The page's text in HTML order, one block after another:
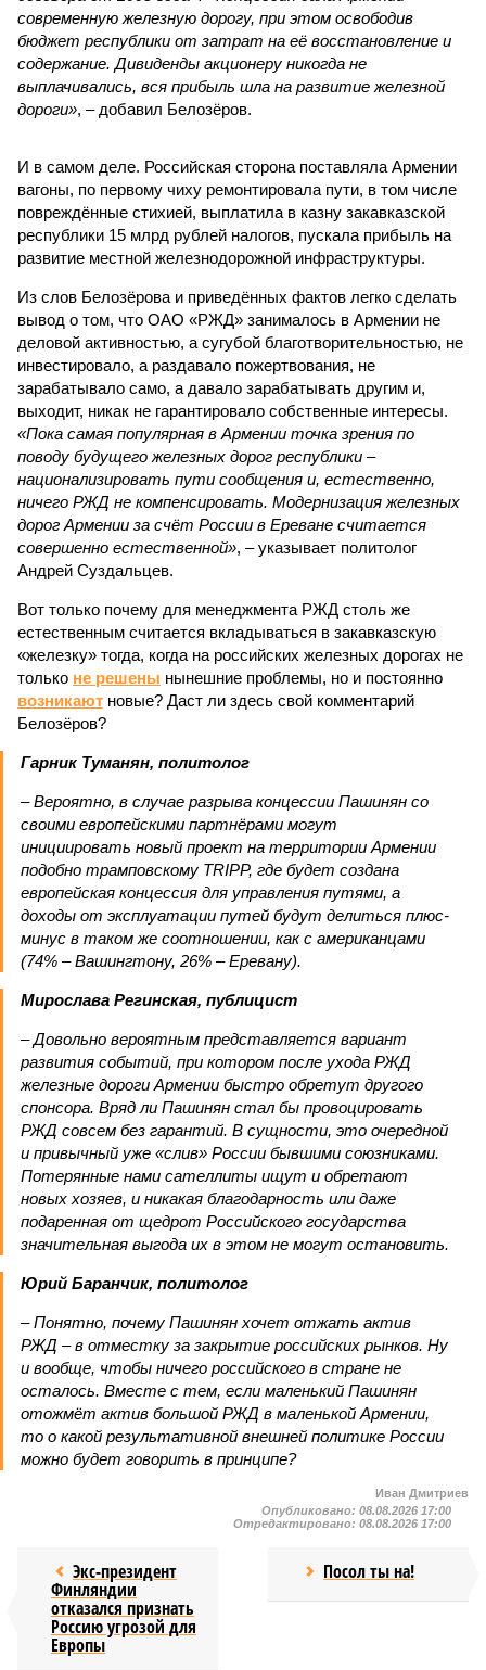
современную железную дорогу, при этом освободив
бюджет республики от затрат на её восстановление и
содержание. Дивиденды акционеру никогда не
выплачивались, вся прибыль шла на развитие железной
дороги», – добавил Белозёров.
И в самом деле. Российская сторона поставляла Армении
вагоны, по первому чиху ремонтировала пути, в том числе
повреждённые стихией, выплатила в казну закавказской
республики 15 млрд рублей налогов, пускала прибыль на
развитие местной железнодорожной инфраструктуры.
Из слов Белозёрова и приведённых фактов легко сделать
вывод о том, что ОАО «РЖД» занималось в Армении не
деловой активностью, а сугубой благотворительностью, не
инвестировало, а раздавало пожертвования, не
зарабатывало само, а давало зарабатывать другим и,
выходит, никак не гарантировало собственные интересы.
«Пока самая популярная в Армении точка зрения по
поводу будущего железных дорог рес­публики –
национализировать пути сообщения и, естественно,
ничего РЖД не компенсировать. Модернизация железных
дорог Армении за счёт России в Ереване считается
совершенно естественной», – указывает политолог
Андрей Суздальцев.
Вот только почему для менеджмента РЖД столь же
естественным считается вкладываться в закавказскую
«железку» тогда, когда на российских железных дорогах не
только не решены нынешние проблемы, но и постоянно
возникают новые? Даст ли здесь свой комментарий
Белозёров?
Гарник Туманян, политолог
– Вероятно, в случае разрыва концессии Пашинян со
своими европейскими партнёрами могут
инициировать новый проект на территории Армении
подобно трамповскому TRIPP, где будет создана
европейская концессия для управления путями, а
доходы от эксплуатации путей будут делиться плюс-
минус в таком же соотношении, как с американцами
(74% – Вашингтону, 26% – Еревану).
Мирослава Регинская, публицист
– Довольно вероятным представляется вариант
развития событий, при котором после ухода РЖД
железные дороги Армении быстро обретут другого
спонсора. Вряд ли Пашинян стал бы провоцировать
РЖД совсем без гарантий. В сущности, это очередной
и привычный уже «слив» России бывшими союзниками.
Потерянные нами сателлиты ищут и обретают
новых хозяев, и никакая благодарность или даже
подаренная от щедрот Российского государства
значительная выгода их в этом не могут остановить.
Юрий Баранчик, политолог
– Понятно, почему Пашинян хочет отжать актив
РЖД – в отместку за закрытие российских рынков. Ну
и вообще, чтобы ничего российского в стране не
осталось. Вместе с тем, если маленький Пашинян
отожмёт актив большой РЖД в маленькой Армении,
то о какой результативной внешней политике России
можно будет говорить в принципе?
Иван Дмитриев
Опубликовано: 08.08.2026 17:00
Отредактировано: 08.08.2026 17:00
Экс-президент
Финляндии
отказался признать
Россию угрозой для
Европы
Посол ты на!